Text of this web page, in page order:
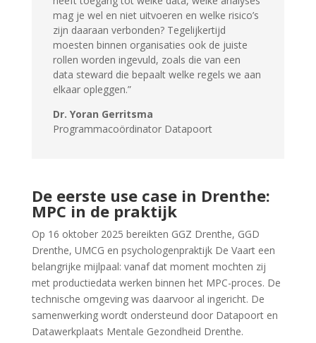
mag je wel en niet uitvoeren en welke risico’s
zijn daaraan verbonden? Tegelijkertijd
moesten binnen organisaties ook de juiste
rollen worden ingevuld, zoals die van een
data steward die bepaalt welke regels we aan
elkaar opleggen.”
Dr. Yoran Gerritsma
Programmacoördinator Datapoort
De eerste use case in Drenthe:
MPC in de praktijk
Op 16 oktober 2025 bereikten GGZ Drenthe, GGD
Drenthe, UMCG en psychologenpraktijk De Vaart een
belangrijke mijlpaal: vanaf dat moment mochten zij
met productiedata werken binnen het MPC-proces. De
technische omgeving was daarvoor al ingericht. De
samenwerking wordt ondersteund door Datapoort en
Datawerkplaats Mentale Gezondheid Drenthe.